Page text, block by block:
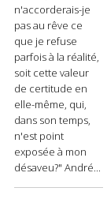
n'accorderais-je
pas au rêve ce
que je refuse
parfois à la réalité,
soit cette valeur
de certitude en
elle-même, qui,
dans son temps,
n'est point
exposée à mon
désaveu?" André...